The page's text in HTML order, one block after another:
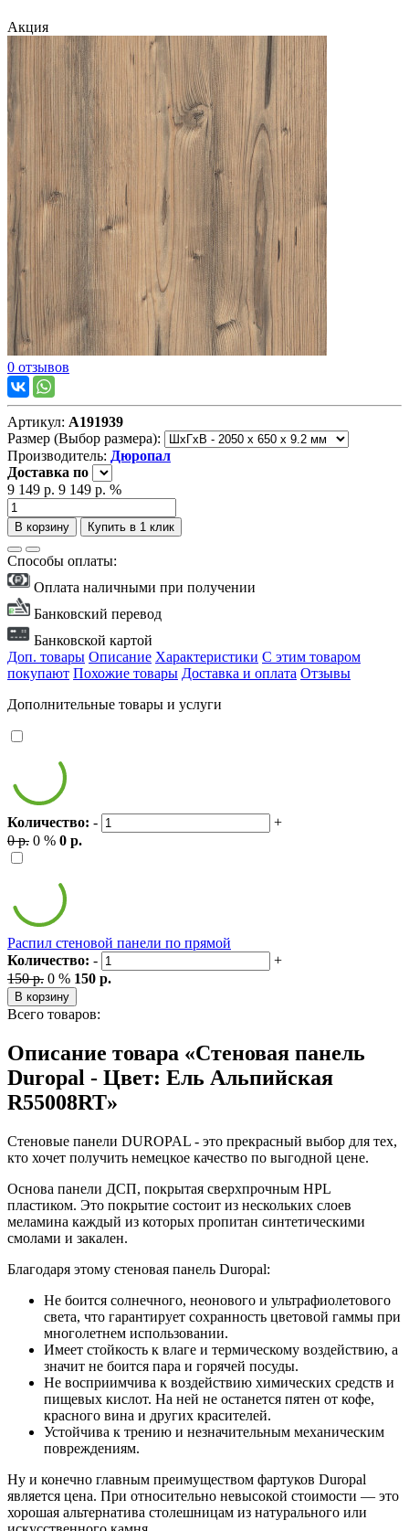
Акция
0 отзывов
Артикул: А191939
Размер (Выбор размера):
Производитель: Дюропал
Доставка по
9 149 р. 9 149 р. %
В корзину Купить в 1 клик
Способы оплаты:
Оплата наличными при получении
Банковский перевод
Банковской картой
Доп. товары Описание Характеристики С этим товаром
покупают Похожие товары Доставка и оплата Отзывы
Дополнительные товары и услуги
Количество: -
+
0 р. 0 % 0 р.
Распил стеновой панели по прямой
Количество: -
+
150 р. 0 % 150 р.
В корзину
Всего товаров:
Описание товара «Стеновая панель
Duropal - Цвет: Ель Альпийская
R55008RT»
Стеновые панели DUROPAL - это прекрасный выбор для тех,
кто хочет получить немецкое качество по выгодной цене.
Основа панели ДСП, покрытая сверхпрочным HPL
пластиком. Это покрытие состоит из нескольких слоев
меламина каждый из которых пропитан синтетическими
смолами и закален.
Благодаря этому стеновая панель Duropal:
Не боится солнечного, неонового и ультрафиолетового
света, что гарантирует сохранность цветовой гаммы при
многолетнем использовании.
Имеет стойкость к влаге и термическому воздействию, а
значит не боится пара и горячей посуды.
Не восприимчива к воздействию химических средств и
пищевых кислот. На ней не останется пятен от кофе,
красного вина и других красителей.
Устойчива к трению и незначительным механическим
повреждениям.
Ну и конечно главным преимуществом фартуков Duropal
является цена. При относительно невысокой стоимости — это
хорошая альтернатива столешницам из натурального или